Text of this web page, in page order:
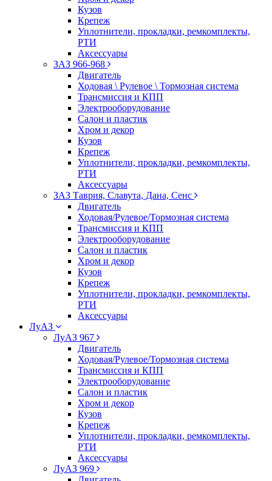
Кузов
Крепеж
Уплотнители, прокладки, ремкомплекты,
РТИ
Аксессуары
ЗАЗ 966-968
Двигатель
Ходовая \ Рулевое \ Тормозная система
Трансмиссия и КПП
Электрооборудование
Салон и пластик
Хром и декор
Кузов
Крепеж
Уплотнители, прокладки, ремкомплекты,
РТИ
Аксессуары
ЗАЗ Таврия, Славута, Дана, Сенс
Двигатель
Ходовая/Рулевое/Тормозная система
Трансмиссия и КПП
Электрооборудование
Салон и пластик
Хром и декор
Кузов
Крепеж
Уплотнители, прокладки, ремкомплекты,
РТИ
Аксессуары
ЛуАЗ
ЛуАЗ 967
Двигатель
Ходовая/Рулевое/Тормозная система
Трансмиссия и КПП
Электрооборудование
Салон и пластик
Хром и декор
Кузов
Крепеж
Уплотнители, прокладки, ремкомплекты,
РТИ
Аксессуары
ЛуАЗ 969